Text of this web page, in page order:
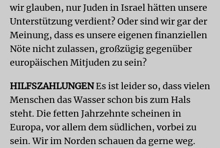
wir glauben, nur Juden in Israel hätten unsere
Unterstützung verdient? Oder sind wir gar der
Meinung, dass es unsere eigenen finanziellen
Nöte nicht zulassen, großzügig gegenüber
europäischen Mitjuden zu sein?
HILFSZAHLUNGENEs ist leider so, dass vielen
Menschen das Wasser schon bis zum Hals
steht. Die fetten Jahrzehnte scheinen in
Europa, vor allem dem südlichen, vorbei zu
sein. Wir im Norden schauen da gerne weg.